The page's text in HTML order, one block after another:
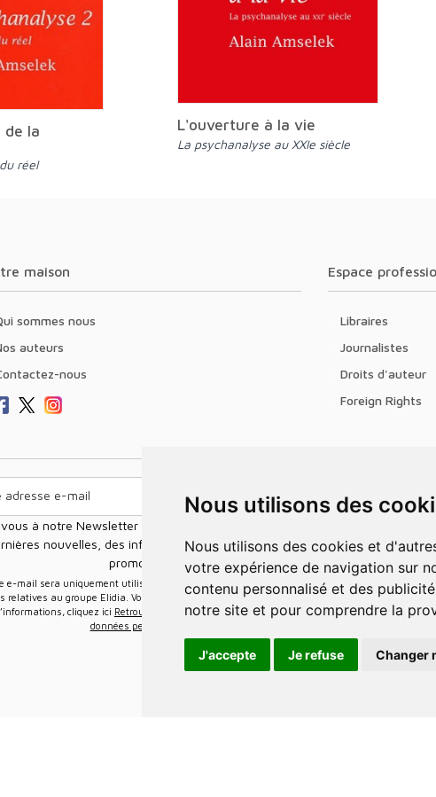
Nous utilisons des
Nous utilisons des cookies et d'autres technologies de suivi pour améliorer
votre expérience de navigation sur
contenu personnalisé et des
notre site et pour comprendre la
J'accepte Je refuse
de la
réel
L'ouverture à la vie
La psychanalyse au XXIe siècle
maison
Qui sommes nous
Nos auteurs
Contactez-nous
Espace
Libraires
Journalistes
Droits d'auteur
Foreign Rights
vous à notre Newsletter pour recevoir nos nouvelles offres,
nouvelles, des informations sur les ventes et les
promotions.
relatives au groupe Elidia. Vous pouvez vous désinscrire à tout moment.
cliquez ici Retrouvez ici notre politique de protection de vos
données personnelles